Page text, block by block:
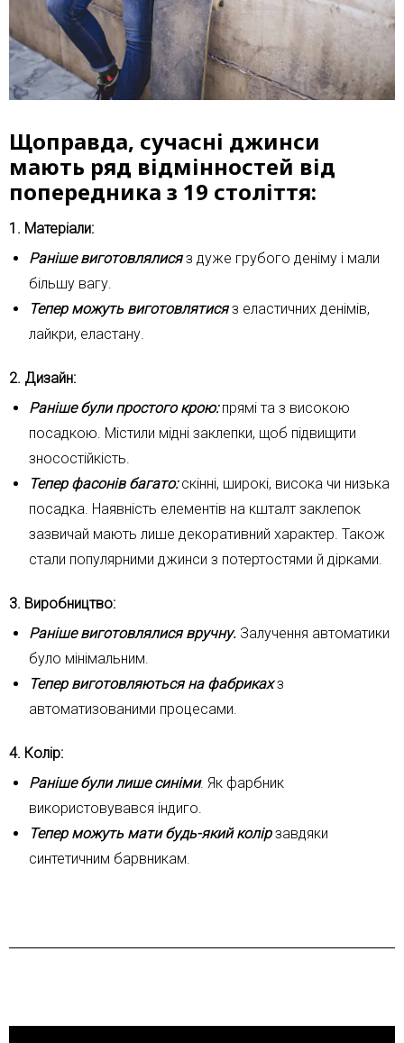
Щоправда, сучасні джинси
мають ряд відмінностей від
попередника з 19 століття:
1. Матеріали:
Раніше виготовлялисяз дуже грубого деніму і мали
більшу вагу.
Тепер можуть виготовлятисяз еластичних денімів,
лайкри, еластану.
2. Дизайн:
Раніше були простого крою:прямі та з високою
посадкою. Містили мідні заклепки, щоб підвищити
зносостійкість.
Тепер фасонів багато:скінні, широкі, висока чи низька
посадка. Наявність елементів на кшталт заклепок
зазвичай мають лише декоративний характер. Також
стали популярними джинси з потертостями й дірками.
3. Виробництво:
Раніше виготовлялися вручну. Залучення автоматики
було мінімальним.
Тепер виготовляються на фабрикахз
автоматизованими процесами.
4. Колір:
Раніше були лише синіми. Як фарбник
використовувався індиго.
Тепер можуть мати будь-який колірзавдяки
синтетичним барвникам.